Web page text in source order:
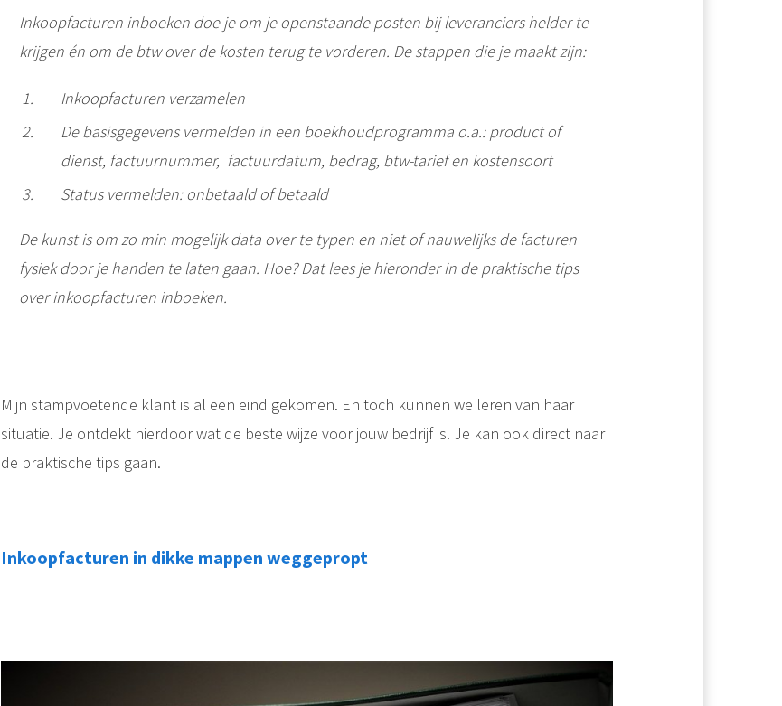
Inkoopfacturen inboeken doe je om je openstaande posten bij leveranciers helder te
krijgen én om de btw over de kosten terug te vorderen. De stappen die je maakt zijn:
Inkoopfacturen verzamelen
De basisgegevens vermelden in een boekhoudprogramma o.a.: product of
dienst, factuurnummer, factuurdatum, bedrag, btw-tarief en kostensoort
Status vermelden: onbetaald of betaald
De kunst is om zo min mogelijk data over te typen en niet of nauwelijks de facturen
fysiek door je handen te laten gaan. Hoe? Dat lees je hieronder in de praktische tips
over inkoopfacturen inboeken.
Mijn stampvoetende klant is al een eind gekomen. En toch kunnen we leren van haar
situatie. Je ontdekt hierdoor wat de beste wijze voor jouw bedrijf is. Je kan ook direct naar
de praktische tips gaan.
Inkoopfacturen in dikke mappen weggepropt